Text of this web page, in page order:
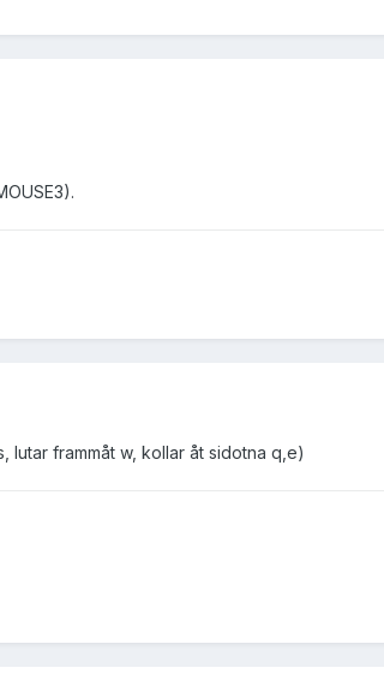
frammåt w, kollar åt sidotna q,e)